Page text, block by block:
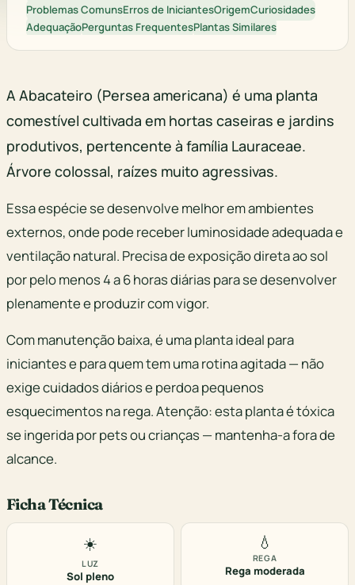
Problemas ComunsErros de IniciantesOrigemCuriosidades
AdequaçãoPerguntas FrequentesPlantas Similares
A Abacateiro (Persea americana) é uma planta
comestível cultivada em hortas caseiras e jardins
produtivos, pertencente à família Lauraceae.
Árvore colossal, raízes muito agressivas.
Essa espécie se desenvolve melhor em ambientes
externos, onde pode receber luminosidade adequada e
ventilação natural. Precisa de exposição direta ao sol
por pelo menos 4 a 6 horas diárias para se desenvolver
plenamente e produzir com vigor.
Com manutenção baixa, é uma planta ideal para
iniciantes e para quem tem uma rotina agitada — não
exige cuidados diários e perdoa pequenos
esquecimentos na rega. Atenção: esta planta é tóxica
se ingerida por pets ou crianças — mantenha-a fora de
alcance.
Ficha Técnica
☀️
LUZ
Sol pleno
💧
REGA
Rega moderada